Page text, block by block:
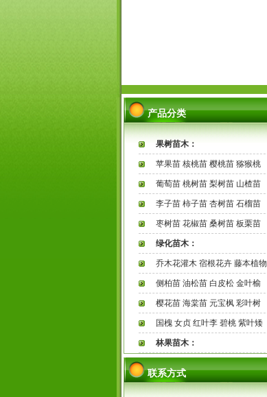
产品分类
果树苗木：
苹果苗 核桃苗 樱桃苗 猕猴桃
葡萄苗 桃树苗 梨树苗 山楂苗
李子苗 柿子苗 杏树苗 石榴苗
枣树苗 花椒苗 桑树苗 板栗苗
绿化苗木：
乔木花灌木 宿根花卉 藤本植物
侧柏苗 油松苗 白皮松 金叶榆
樱花苗 海棠苗 元宝枫 彩叶树
国槐 女贞 红叶李 碧桃 紫叶矮
林果苗木：
联系方式